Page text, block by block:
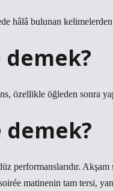
hâlâ bulunan
özellikle öğleden sonra
performanslarıdır. Akşam
matinenin tam tersi,